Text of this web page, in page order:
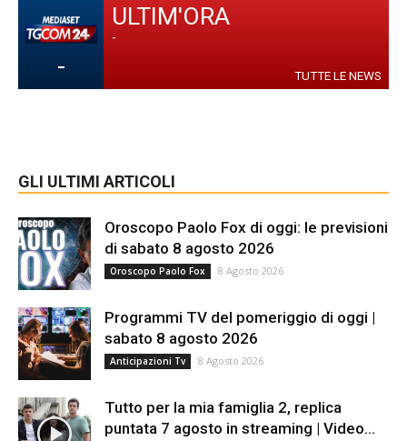
-
ULTIM'ORA
-
TUTTE LE NEWS
GLI ULTIMI ARTICOLI
Oroscopo Paolo Fox di oggi: le previsioni
di sabato 8 agosto 2026
Oroscopo Paolo Fox 8 Agosto 2026
Programmi TV del pomeriggio di oggi |
sabato 8 agosto 2026
Anticipazioni Tv 8 Agosto 2026
Tutto per la mia famiglia 2, replica
puntata 7 agosto in streaming | Video...